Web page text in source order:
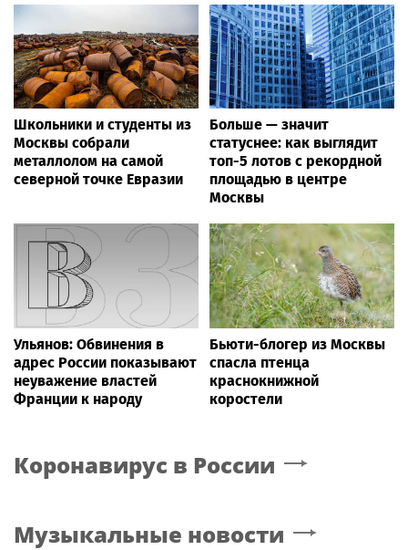
Школьники и студенты из
Москвы собрали
металлолом на самой
северной точке Евразии
Больше — значит
статуснее: как выглядит
топ-5 лотов с рекордной
площадью в центре
Москвы
Ульянов: Обвинения в
адрес России показывают
неуважение властей
Франции к народу
Бьюти-блогер из Москвы
спасла птенца
краснокнижной
коростели
Коронавирус в России
Музыкальные новости